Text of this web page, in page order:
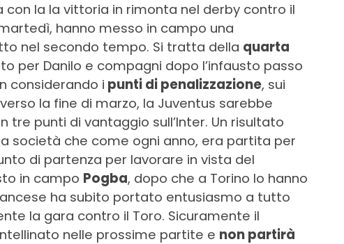
la la vittoria in rimonta nel derby contro il
hanno messo in campo una
nel secondo tempo. Si tratta della quarta
per Danilo e compagni dopo l’infausto passo
considerando i punti di penalizzazione, sui
la fine di marzo, la Juventus sarebbe
tre punti di vantaggio sull’Inter. Un risultato
società che come ogni anno, era partita per
di partenza per lavorare in vista del
in campo Pogba, dopo che a Torino lo hanno
ha subito portato entusiasmo a tutto
la gara contro il Toro. Sicuramente il
nelle prossime partite e non partirà